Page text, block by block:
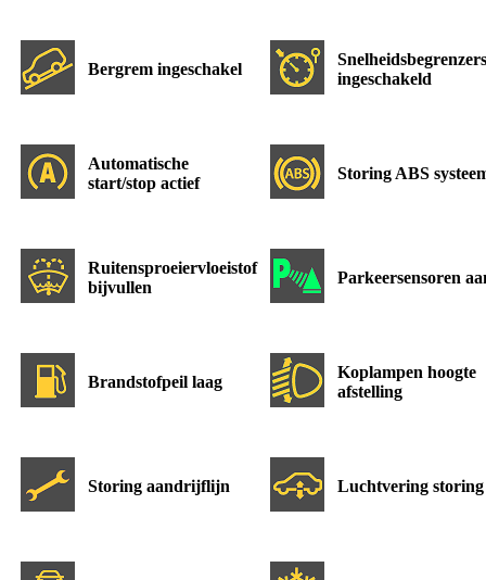
Bergrem ingeschakel
ingeschakeld
Automatische
start/stop actief
Storing ABS
Ruitensproeiervloeistof
bijvullen
Parkeersensoren
Brandstofpeil laag
Koplampen hoogte
afstelling
Storing aandrijflijn Luchtvering storing